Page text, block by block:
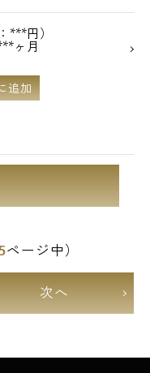
***円）
ヶ月
追加
ページ中）
次へ